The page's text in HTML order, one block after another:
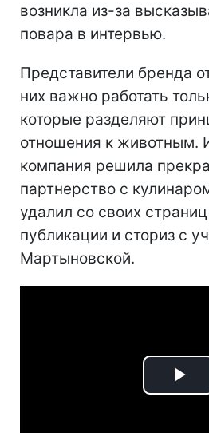
возникла из-за
повара в интервью.
Представители бренда
них важно работать
которые разделяют
отношения к животным.
компания решила
партнерство с
удалил со своих
публикации и сториз с
Мартыновской.